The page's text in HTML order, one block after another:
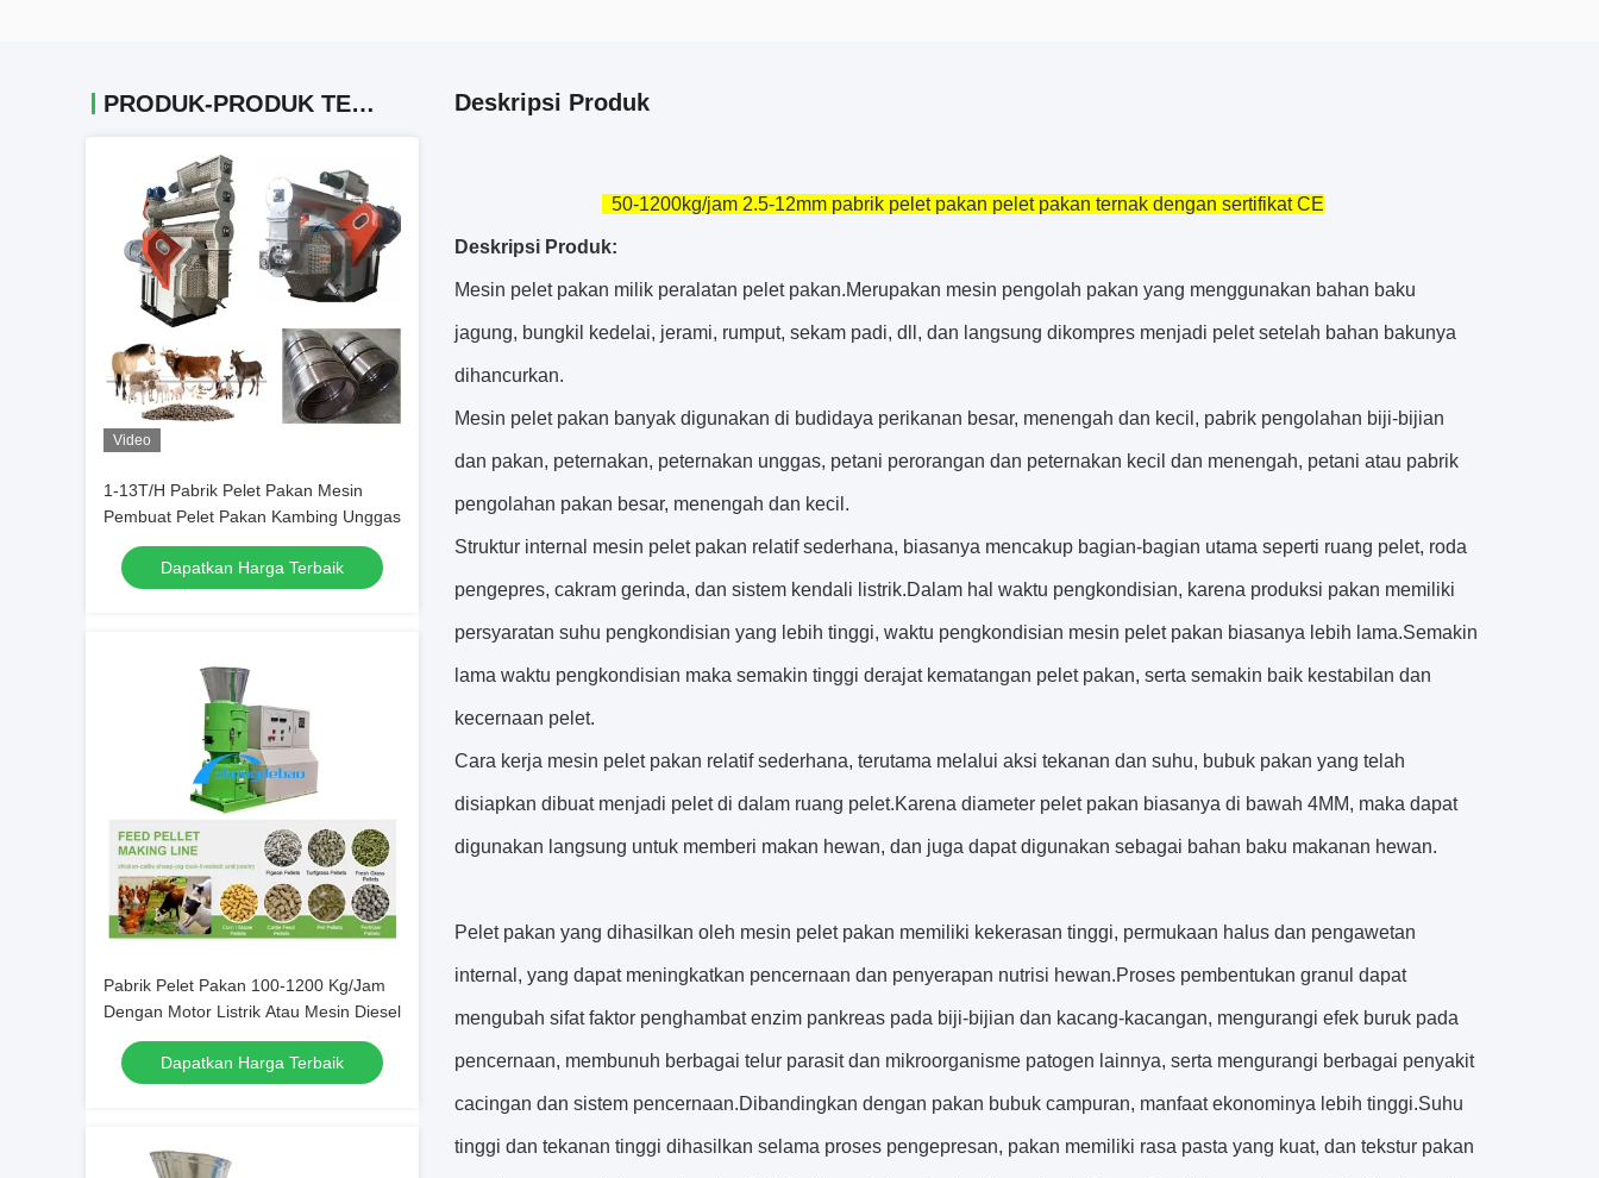
PRODUK-PRODUK TERKAIT
Video
1-13T/H Pabrik Pelet Pakan Mesin
Pembuat Pelet Pakan Kambing Unggas
Dapatkan Harga Terbaik
Pabrik Pelet Pakan 100-1200 Kg/Jam
Dengan Motor Listrik Atau Mesin Diesel
Dapatkan Harga Terbaik
Deskripsi Produk
50-1200kg/jam 2.5-12mm pabrik pelet pakan pelet pakan ternak dengan sertifikat CE
Deskripsi Produk:
Mesin pelet pakan milik peralatan pelet pakan.Merupakan mesin pengolah pakan yang menggunakan bahan baku
jagung, bungkil kedelai, jerami, rumput, sekam padi, dll, dan langsung dikompres menjadi pelet setelah bahan bakunya
dihancurkan.
Mesin pelet pakan banyak digunakan di budidaya perikanan besar, menengah dan kecil, pabrik pengolahan biji-bijian
dan pakan, peternakan, peternakan unggas, petani perorangan dan peternakan kecil dan menengah, petani atau pabrik
pengolahan pakan besar, menengah dan kecil.
Struktur internal mesin pelet pakan relatif sederhana, biasanya mencakup bagian-bagian utama seperti ruang pelet, roda
pengepres, cakram gerinda, dan sistem kendali listrik.Dalam hal waktu pengkondisian, karena produksi pakan memiliki
persyaratan suhu pengkondisian yang lebih tinggi, waktu pengkondisian mesin pelet pakan biasanya lebih lama.Semakin
lama waktu pengkondisian maka semakin tinggi derajat kematangan pelet pakan, serta semakin baik kestabilan dan
kecernaan pelet.
Cara kerja mesin pelet pakan relatif sederhana, terutama melalui aksi tekanan dan suhu, bubuk pakan yang telah
disiapkan dibuat menjadi pelet di dalam ruang pelet.Karena diameter pelet pakan biasanya di bawah 4MM, maka dapat
digunakan langsung untuk memberi makan hewan, dan juga dapat digunakan sebagai bahan baku makanan hewan.
Pelet pakan yang dihasilkan oleh mesin pelet pakan memiliki kekerasan tinggi, permukaan halus dan pengawetan
internal, yang dapat meningkatkan pencernaan dan penyerapan nutrisi hewan.Proses pembentukan granul dapat
mengubah sifat faktor penghambat enzim pankreas pada biji-bijian dan kacang-kacangan, mengurangi efek buruk pada
pencernaan, membunuh berbagai telur parasit dan mikroorganisme patogen lainnya, serta mengurangi berbagai penyakit
cacingan dan sistem pencernaan.Dibandingkan dengan pakan bubuk campuran, manfaat ekonominya lebih tinggi.Suhu
tinggi dan tekanan tinggi dihasilkan selama proses pengepresan, pakan memiliki rasa pasta yang kuat, dan tekstur pakan